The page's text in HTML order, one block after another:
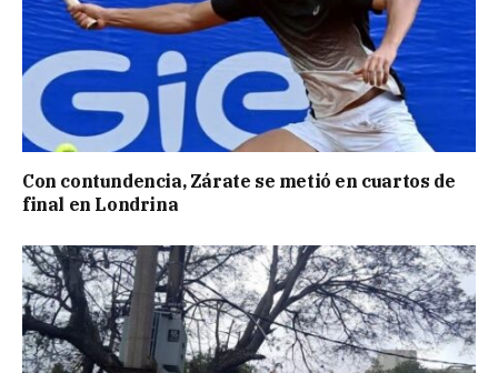
Con contundencia, Zárate se metió en cuartos de
final en Londrina